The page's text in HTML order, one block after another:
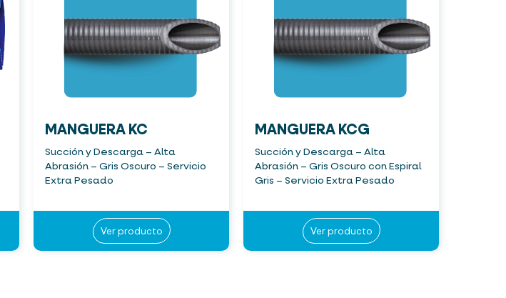
MANGUERA KC
Succión y Descarga – Alta
Abrasión – Gris Oscuro – Servicio
Extra Pesado
Ver producto
MANGUERA KCG
Succión y Descarga – Alta
Abrasión – Gris Oscuro con Espiral
Gris – Servicio Extra Pesado
Ver producto